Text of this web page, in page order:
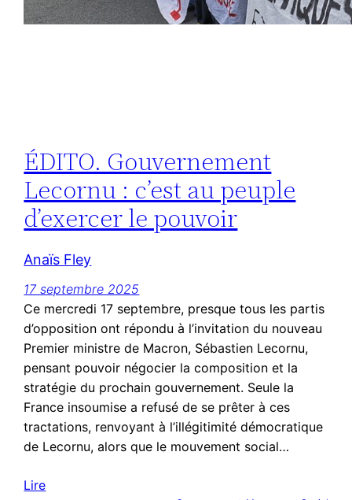
ÉDITO. Gouvernement
Lecornu : c’est au peuple
d’exercer le pouvoir
Anaïs Fley
17 septembre 2025
Ce mercredi 17 septembre, presque tous les partis
d’opposition ont répondu à l’invitation du nouveau
Premier ministre de Macron, Sébastien Lecornu,
pensant pouvoir négocier la composition et la
stratégie du prochain gouvernement. Seule la
France insoumise a refusé de se prêter à ces
tractations, renvoyant à l’illégitimité démocratique
de Lecornu, alors que le mouvement social…
Lire